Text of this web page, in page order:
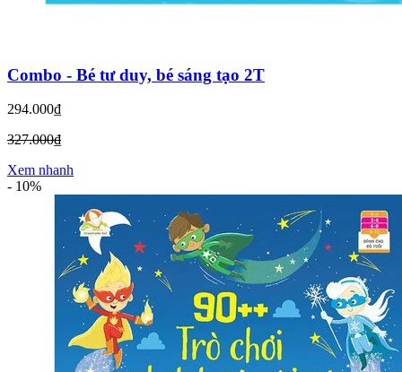
Combo - Bé tư duy, bé sáng tạo 2T
294.000₫
327.000₫
Xem nhanh
- 10%